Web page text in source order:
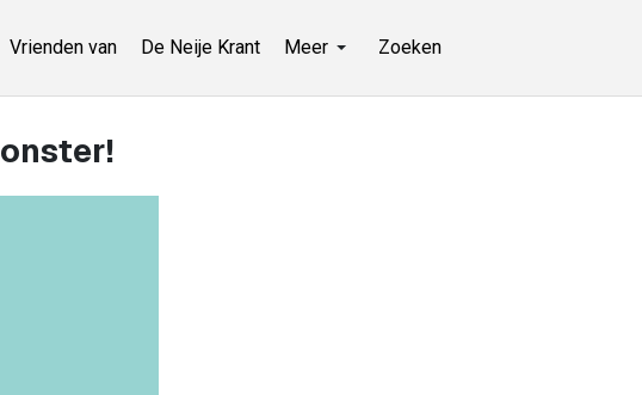
Vrienden van De Neije Krant Meer Zoeken